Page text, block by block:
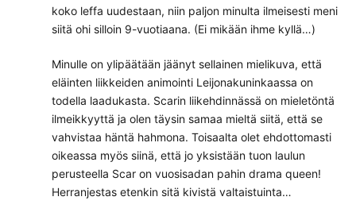
koko leffa uudestaan, niin paljon minulta ilmeisesti meni
siitä ohi silloin 9-vuotiaana. (Ei mikään ihme kyllä…)
Minulle on ylipäätään jäänyt sellainen mielikuva, että
eläinten liikkeiden animointi Leijonakuninkaassa on
todella laadukasta. Scarin liikehdinnässä on mieletöntä
ilmeikkyyttä ja olen täysin samaa mieltä siitä, että se
vahvistaa häntä hahmona. Toisaalta olet ehdottomasti
oikeassa myös siinä, että jo yksistään tuon laulun
perusteella Scar on vuosisadan pahin drama queen!
Herranjestas etenkin sitä kivistä valtaistuinta…